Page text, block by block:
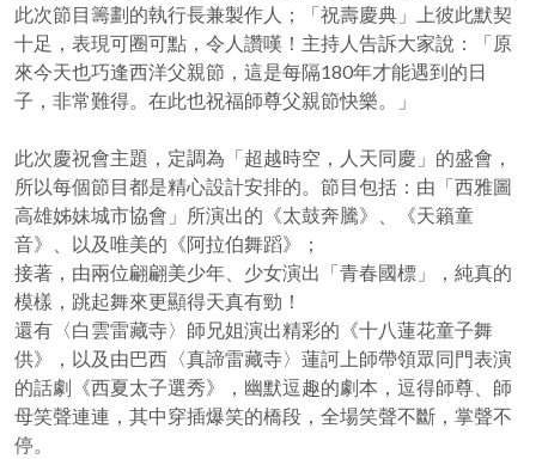
此次節目籌劃的執行長兼製作人；「祝壽慶典」上彼此默契
十足，表現可圈可點，令人讚嘆！主持人告訴大家說：「原
來今天也巧逢西洋父親節，這是每隔180年才能遇到的日
子，非常難得。在此也祝福師尊父親節快樂。」
此次慶祝會主題，定調為「超越時空，人天同慶」的盛會，
所以每個節目都是精心設計安排的。節目包括：由「西雅圖
高雄姊妹城市協會」所演出的《太鼓奔騰》、《天籟童
音》、以及唯美的《阿拉伯舞蹈》；
接著，由兩位翩翩美少年、少女演出「青春國標」，純真的
模樣，跳起舞來更顯得天真有勁！
還有〈白雲雷藏寺〉師兄姐演出精彩的《十八蓮花童子舞
供》，以及由巴西〈真諦雷藏寺〉蓮訶上師帶領眾同門表演
的話劇《西夏太子選秀》，幽默逗趣的劇本，逗得師尊、師
母笑聲連連，其中穿插爆笑的橋段，全場笑聲不斷，掌聲不
停。